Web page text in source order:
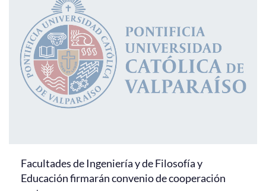
Facultades de Ingeniería y de Filosofía y
Educación firmarán convenio de cooperación